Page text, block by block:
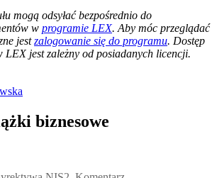
mogą odsyłać bezpośrednio do
w programie LEX. Aby móc przeglądać
jestzalogowanie się do programu. Dostęp
LEX jest zależny od posiadanych licencji.
biznesowe
NIS2. Komentarz [PRZEDSPRZEDAŻ],